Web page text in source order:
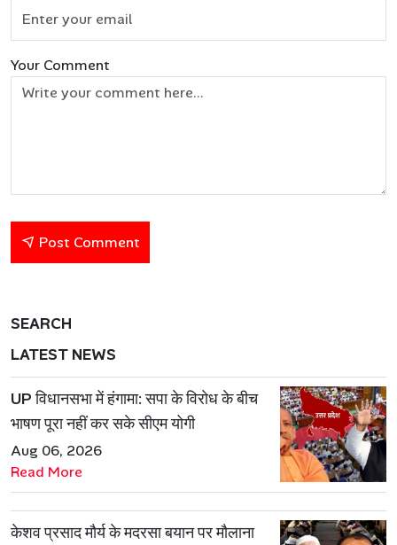
Your Comment
Post Comment
SEARCH
LATEST NEWS
UP विधानसभा में हंगामा: सपा के विरोध के बीच
भाषण पूरा नहीं कर सके सीएम योगी
Aug 06, 2026
Read More
केशव प्रसाद मौर्य के मदरसा बयान पर मौलाना